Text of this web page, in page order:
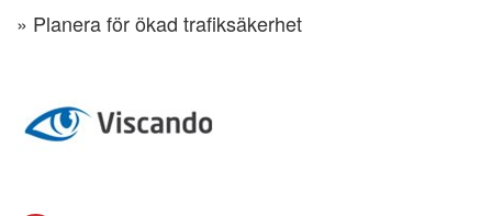
» Planera för ökad trafiksäkerhet